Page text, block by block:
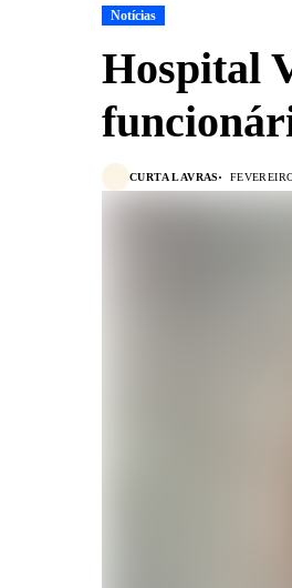
Notícias
Hospital
CURTA LAVRAS